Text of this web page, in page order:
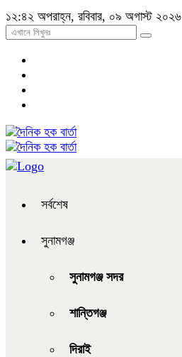
১২:৪২ অপরাহ্ন, রবিবার, ০৯ অগাস্ট ২০২৬
সর্বশেষ
সুনামগঞ্জ
সুনামগঞ্জ সদর
শান্তিগঞ্জ
দিরাই